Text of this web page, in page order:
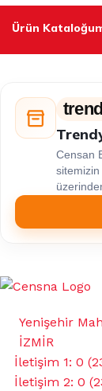
Ürün
Censan
sitemizin
Yenişehir
İZMİR
İletişim 1: 0
İletişim 2: 0